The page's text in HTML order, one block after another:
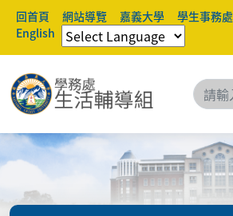
回首頁 網站導覽 嘉義大學 學生事務處
English